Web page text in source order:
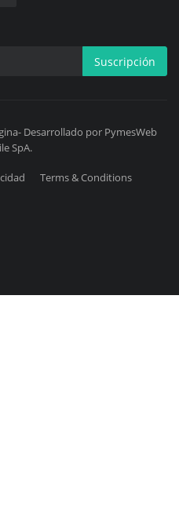
Suscripción
Desarrollado por PymesWeb
SpA.
Terms & Conditions